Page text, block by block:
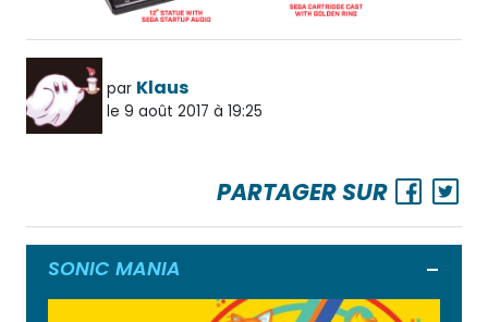
par Klaus
le 9 août 2017 à 19:25
PARTAGER SUR
SONIC MANIA